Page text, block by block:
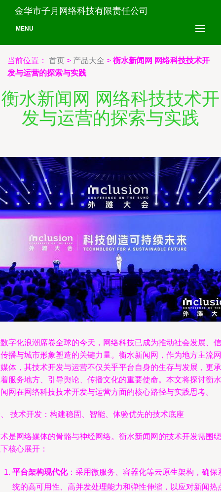
金华市子月网络科技有限责任公司
MENU
当前位置： 首页 > 产品大全 > 衡水新闻网 网络科技技术开
发与运营的探索与实践
衡水新闻网 网络科技技术开
发与运营的探索与实践
字化浪潮席卷全球的今天，网络科技已成为推动社会发展、信
播与城市形象塑造的关键力量。衡水新闻网，作为地方主流网
体，其技术开发与运营不仅关乎平台自身的生存与发展，更承
服务地方、引导舆论、传播文化的重要使命。本文将探讨衡水
网在网络科技技术开发与运营方面的核心路径与实践思考。
技术开发：构建稳固、智能、体验优先的技术底座
是网络媒体的骨骼与神经网络。衡水新闻网的技术开发需围绕
核心展开：
平台架构现代化：采用微服务、容器化等云原生架构，确保
统的高可用性、高并发处理能力和弹性伸缩，以应对新闻热